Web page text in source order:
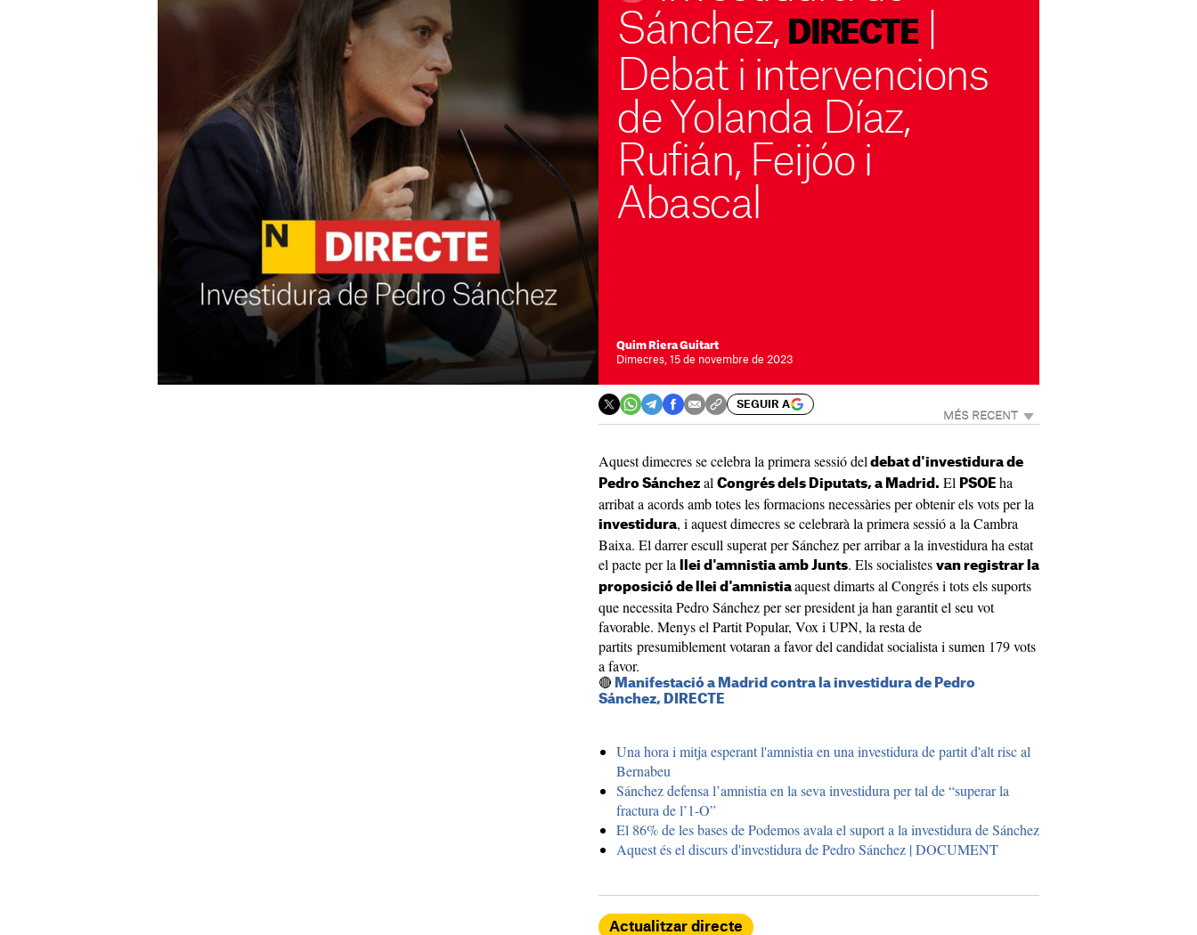
Sánchez, DIRECTE
Debat i intervencions
de Yolanda Díaz,
Rufián, Feijóo i
Abascal
Quim Riera Guitart
Dimecres, 15 de novembre de 2023
SEGUIR A
MÉS RECENT
Aquest dimecres se celebra la primera sessió del debat d'investidura de
Pedro Sánchez al Congrés dels Diputats, a Madrid. El PSOE ha
arribat a acords amb totes les formacions necessàries per obtenir els vots per la
investidura, i aquest dimecres se celebrarà la primera sessió a la Cambra
Baixa. El darrer escull superat per Sánchez per arribar a la investidura ha estat
el pacte per la
llei d'amnistia amb Junts. Els socialistes van registrar la
proposició de llei d'amnistia aquest dimarts al Congrés i tots els suports
que necessita Pedro Sánchez per ser president ja han garantit el seu vot
favorable. Menys el Partit Popular, Vox i UPN, la resta de
partits presumiblement votaran a favor del candidat socialista i sumen 179 vots
a favor.
🔴 Manifestació a Madrid contra la investidura de Pedro
Sánchez, DIRECTE
Una hora i mitja esperant l'amnistia en una investidura de partit d'alt risc al
Bernabeu
Sánchez defensa l’amnistia en la seva investidura per tal de “superar la
fractura de l’1-O”
El 86% de les bases de Podemos avala el suport a la investidura de Sánchez
Aquest és el discurs d'investidura de Pedro Sánchez | DOCUMENT
Actualitzar directe